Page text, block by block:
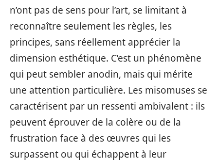
n’ont pas de sens pour l’art, se limitant à
reconnaître seulement les règles, les
principes, sans réellement apprécier la
dimension esthétique. C’est un phénomène
qui peut sembler anodin, mais qui mérite
une attention particulière. Les misomuses se
caractérisent par un ressenti ambivalent : ils
peuvent éprouver de la colère ou de la
frustration face à des œuvres qui les
surpassent ou qui échappent à leur